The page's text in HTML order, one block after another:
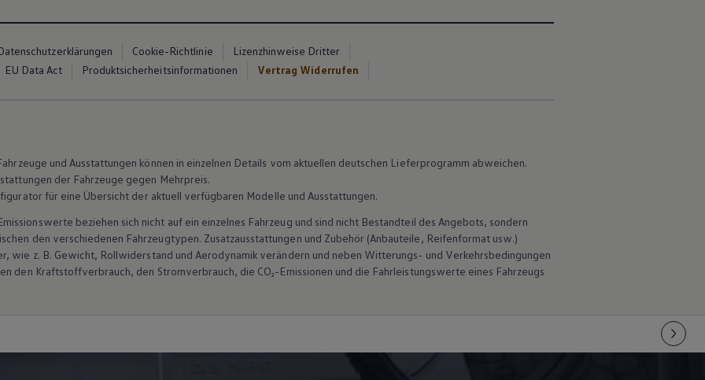
Cookie-Richtlinie
Lizenzhinweise Dritter
EU Data Act
Produktsicherheitsinformationen Vertrag Widerrufen
und Ausstattungen können in einzelnen Details vom aktuellen deutschen Lieferprogramm abweichen.
der Fahrzeuge gegen Mehrpreis.
für eine Übersicht der aktuell verfügbaren Modelle und Ausstattungen.
beziehen sich nicht auf ein einzelnes Fahrzeug und sind nicht Bestandteil des Angebots, sondern
den verschiedenen Fahrzeugtypen. Zusatzausstattungen und Zubehör (Anbauteile, Reifenformat usw.)
wie z. B. Gewicht, Rollwiderstand und Aerodynamik verändern und neben Witterungs- und Verkehrsbedingungen
den Kraftstoffverbrauch, den Stromverbrauch, die CO₂-Emissionen und die Fahrleistungswerte eines Fahrzeugs